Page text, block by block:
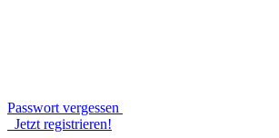
Passwort vergessen
Jetzt registrieren!